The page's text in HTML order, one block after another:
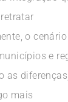
o cenário
e
as diferenças,
mais